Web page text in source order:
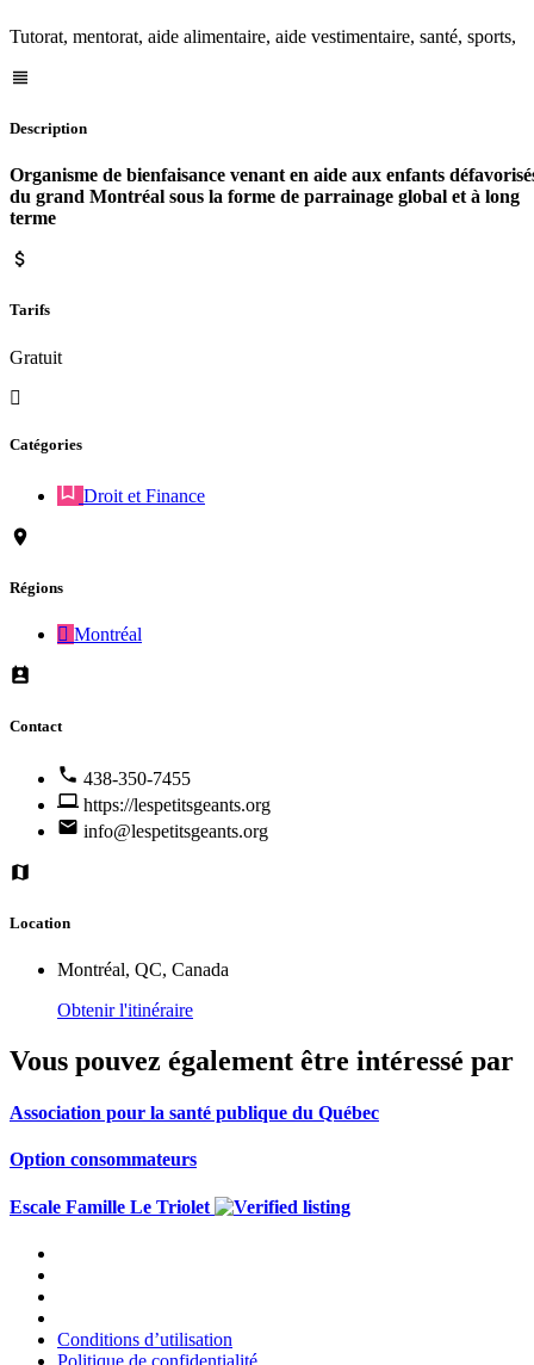
Tutorat, mentorat, aide alimentaire, aide vestimentaire, santé, sports,
Description
Organisme de bienfaisance venant en aide aux enfants
du grand Montréal sous la forme de parrainage global et à long
terme
Tarifs
Gratuit
Catégories
Droit et Finance
Régions
Montréal
Contact
438-350-7455
https://lespetitsgeants.org
info@lespetitsgeants.org
Location
Montréal, QC, Canada
Obtenir l'itinéraire
Vous pouvez également être intéressé par
Association pour la santé publique du Québec
Option consommateurs
Escale Famille Le Triolet
Conditions d’utilisation
Politique de confidentialité